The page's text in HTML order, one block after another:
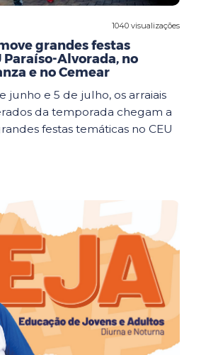
1040 visualizações
grandes festas
Paraíso-Alvorada, no
e no Cemear
junho e 5 de julho, os arraiais
da temporada chegam a
festas temáticas no CEU